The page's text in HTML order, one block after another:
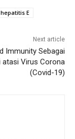
hepatitis E
Next article
Immunity Sebagai
atasi Virus Corona
(Covid-19)